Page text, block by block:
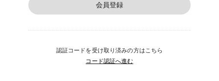
会員登録
認証コードを受け取り済みの方はこちら
コード認証へ進む